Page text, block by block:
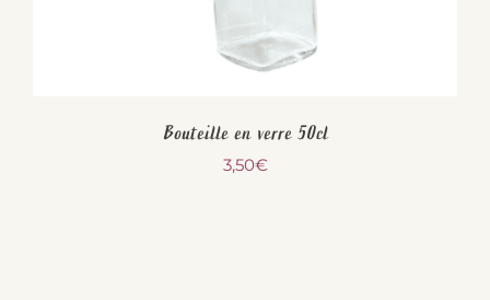
Bouteille en verre 50cl
3,50€